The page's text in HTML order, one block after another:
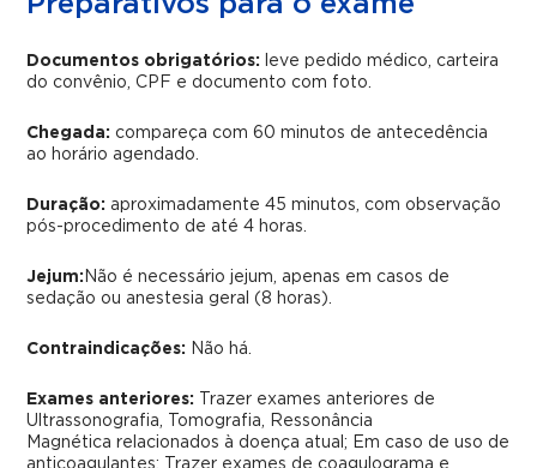
Documentos obrigatórios:
leve pedido médico, carteira
do convênio, CPF e documento com foto.
Chegada: compareça com 60 minutos de antecedência
ao horário agendado.
Duração: aproximadamente 45 minutos, com observação
pós-procedimento de até 4 horas.
Jejum: Não é necessário jejum, apenas em casos de
sedação ou anestesia geral (8 horas).
Contraindicações: Não há.
Exames anteriores:
Trazer exames anteriores de
Ultrassonografia, Tomografia, Ressonância
Magnética relacionados à doença atual; Em caso de uso de
anticoagulantes: Trazer exames de coagulograma e